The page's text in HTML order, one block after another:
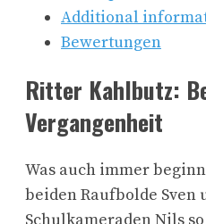
Additional
Bewertungen
Ritter Kahlbutz:
Vergangenheit
Was auch immer
beiden Raufbolde Sven